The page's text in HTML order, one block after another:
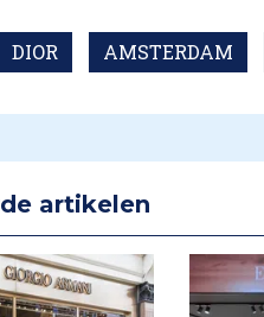
DIOR AMSTERDAM
artikelen